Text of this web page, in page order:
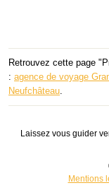
Retrouvez cette page
: agence de voyage
Neufchâteau
Laissez vous guider
Mentions